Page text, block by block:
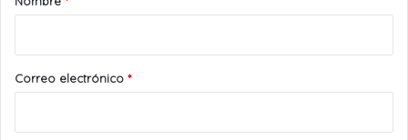
*Correo electrónico *